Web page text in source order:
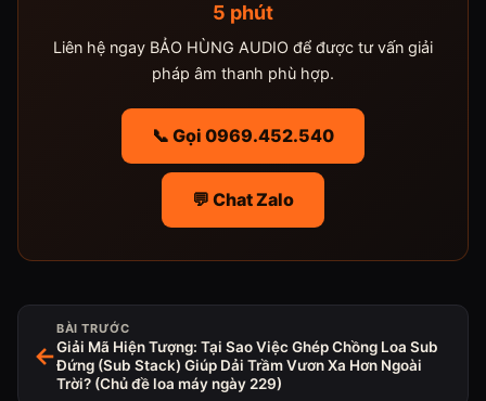
5 phút
Liên hệ ngay BẢO HÙNG AUDIO để được tư vấn giải
pháp âm thanh phù hợp.
📞 Gọi 0969.452.540
💬 Chat Zalo
←
BÀI TRƯỚC
Giải Mã Hiện Tượng: Tại Sao Việc Ghép Chồng Loa Sub
Đứng (Sub Stack) Giúp Dải Trầm Vươn Xa Hơn Ngoài
Trời? (Chủ đề loa máy ngày 229)